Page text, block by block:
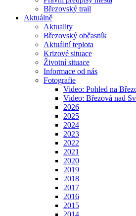
Březovský trail
Aktuálně
Aktuality
Březovský občasník
Aktuální teplota
Krizové situace
Životní situace
Informace od nás
Fotografie
Video: Pohled na
Video: Březová nad
2026
2025
2024
2023
2022
2021
2020
2019
2018
2017
2016
2015
2014